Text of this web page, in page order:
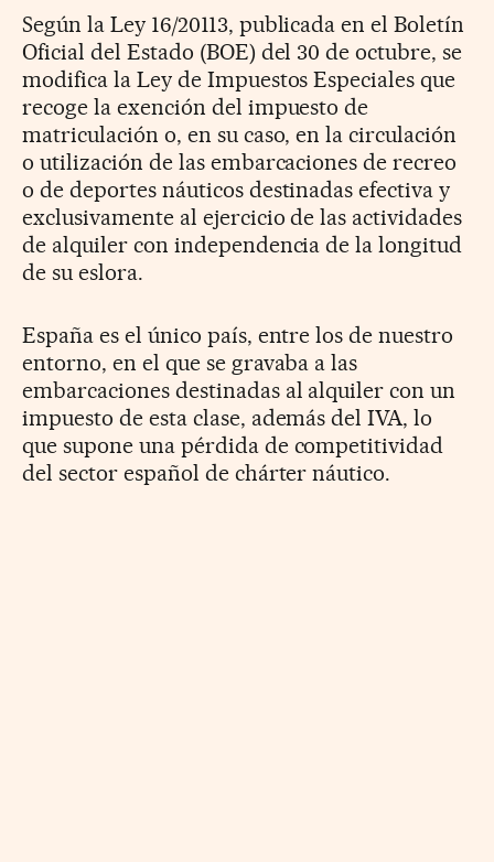
Según la Ley 16/20113, publicada en el Boletín
Oficial del Estado (BOE) del 30 de octubre, se
modifica la Ley de Impuestos Especiales que
recoge la exención del impuesto de
matriculación o, en su caso, en la circulación
o utilización de las embarcaciones de recreo
o de deportes náuticos destinadas efectiva y
exclusivamente al ejercicio de las actividades
de alquiler con independencia de la longitud
de su eslora.
España es el único país, entre los de nuestro
entorno, en el que se gravaba a las
embarcaciones destinadas al alquiler con un
impuesto de esta clase, además del IVA, lo
que supone una pérdida de competitividad
del sector español de chárter náutico.